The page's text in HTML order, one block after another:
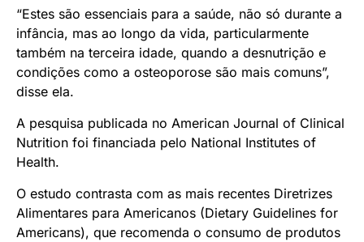
“Estes são essenciais para a saúde, não só durante a
infância, mas ao longo da vida, particularmente
também na terceira idade, quando a desnutrição e
condições como a osteoporose são mais comuns”,
disse ela.
A pesquisa publicada no American Journal of Clinical
Nutrition foi financiada pelo National Institutes of
Health.
O estudo contrasta com as mais recentes Diretrizes
Alimentares para Americanos (Dietary Guidelines for
Americans), que recomenda o consumo de produtos